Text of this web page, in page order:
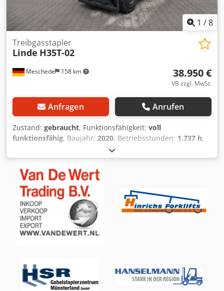
Vollfreihub, CE Zertifikat, Safety Light, *Heckscheibe
1 /8
Meschede 158 km
Treibgasstapler
Linde H35T-02
38.950 €
VB zzgl. MwSt.
Anfragen Anrufen
Zustand: gebraucht, Funktionsfähigkeit: voll
funktionsfähig, Baujahr: 2020, Betriebsstunden: 1.737 h,
, Hubhöhe:6.880 mm
mm, Kraftstofftyp:Gas, Masttyp:Triplex, Bauhöhe:2.980
mm, Antriebsart:Treibgas
Lastschwerpunkt: 500 ISO Klasse: ISO Klasse 3 = 2.500 -
4.999 kg Masttyp: Triplex Zustand Technisch: gut Bereifung
vorne Typ: Superelastik Bereifung vorne Zustand: 80 -
100% Dodpfx Adjyl A R Us Iokr Bereifung hinten Typ:
Superelastik Bereifung hinten Zustand: 80 - 100%
Drehgerät, 3. Ventil, 4. Ventil, Arbeitsscheinwerfer hinten,